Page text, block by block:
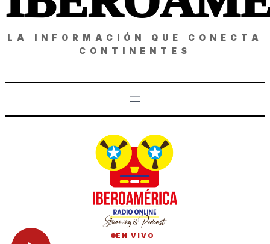
LA INFORMACIÓN QUE CONECTA
CONTINENTES
EN VIVO